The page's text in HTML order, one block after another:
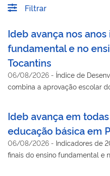
Filtrar
Ideb avança nos
fundamental e no
Tocantins
06/08/2026 - Índice de
combina a aprovação escolar
Ideb avança em
educação básica em
06/08/2026 - Indicadores de
finais do ensino fundamental e